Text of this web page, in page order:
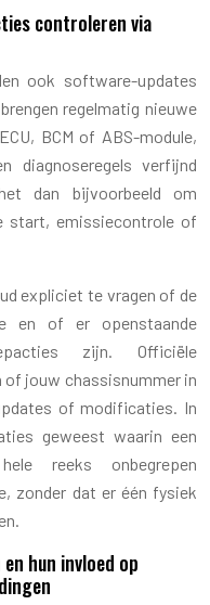
controleren via
ook software-updates
regelmatig nieuwe
BCM of ABS-module,
diagnoseregels verfijnd
dan bijvoorbeeld om
start, emissiecontrole of
expliciet te vragen of de
en of er openstaande
zijn. Officiële
of jouw chassisnummer in
of modificaties. In
geweest waarin een
reeks onbegrepen
zonder dat er één fysiek
hun invloed op